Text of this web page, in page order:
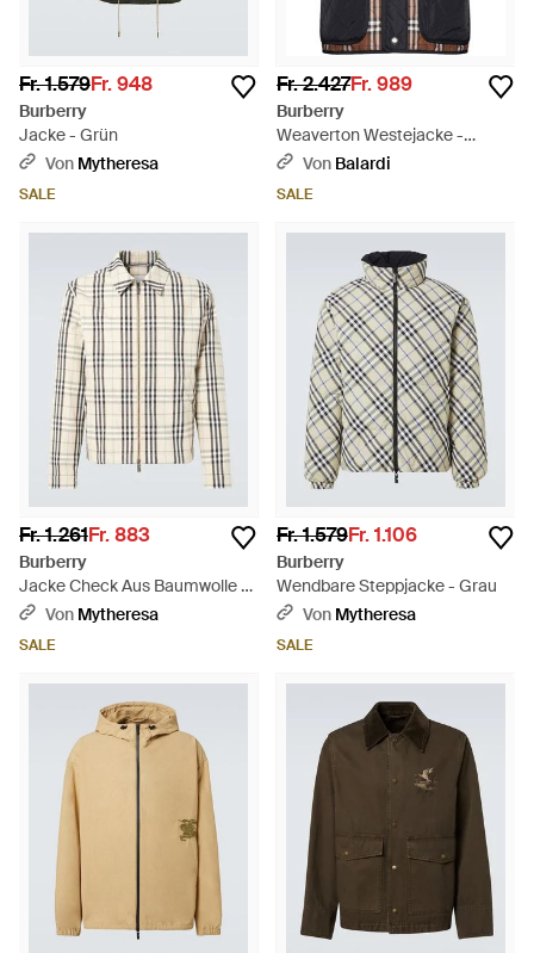
Fr. 1.579Fr. 948
Burberry
Jacke - Grün
Von Mytheresa
SALE
Fr. 2.427Fr. 989
Burberry
Weaverton Westejacke -
Mehrfarbig
Von Balardi
SALE
Fr. 1.261Fr. 883
Burberry
Jacke Check Aus Baumwolle -
Mehrfarbig
Von Mytheresa
SALE
Fr. 1.579Fr. 1.106
Burberry
Wendbare Steppjacke - Grau
Von Mytheresa
SALE